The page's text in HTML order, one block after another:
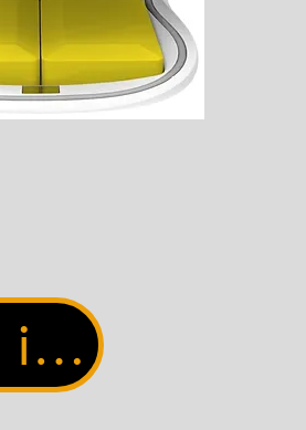
Concessionnaires internationaux